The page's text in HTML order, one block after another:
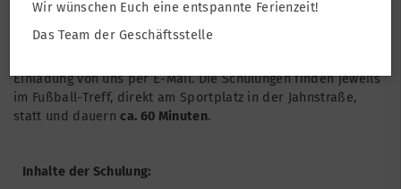
in erster Linie im Kinder- und Jugendbereich tätig sind.
Sie finden in regelmäßigen Abständen, je nach Bedarf, statt.
Einladung von uns per E-Mail. Die Schulungen finden jeweils
im Fußball-Treff, direkt am Sportplatz in der Jahnstraße,
statt und dauernca. 60 Minuten.
Inhalte der Schulung:
Wir wünschen Euch eine entspannte Ferienzeit!
Das Team der Geschäftsstelle